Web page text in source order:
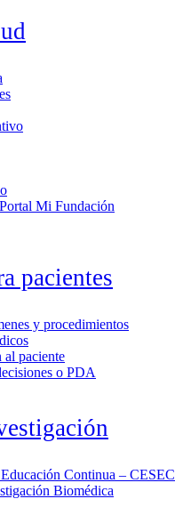
Mi Fundación
pacientes
y procedimientos
al paciente
o PDA
Continua – CESEC
Biomédica